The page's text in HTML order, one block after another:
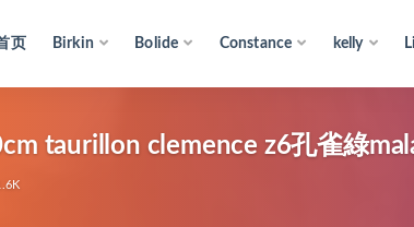
页 Birkin Bolide Constance kelly
taurillon clemence z6孔雀綠